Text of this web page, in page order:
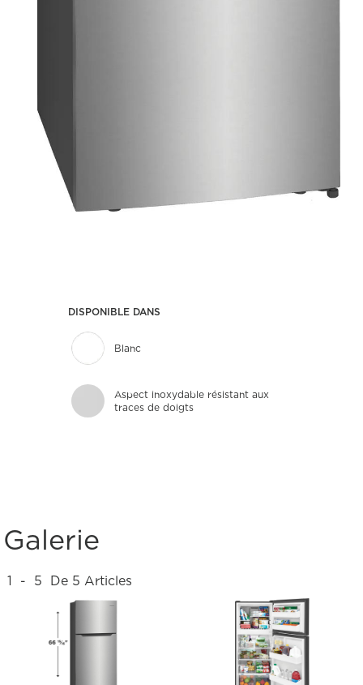
DISPONIBLE DANS
Blanc
Aspect inoxydable résistant aux
traces de doigts
Galerie
1 - 5 De 5 Articles